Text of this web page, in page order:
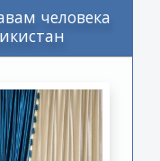
человека